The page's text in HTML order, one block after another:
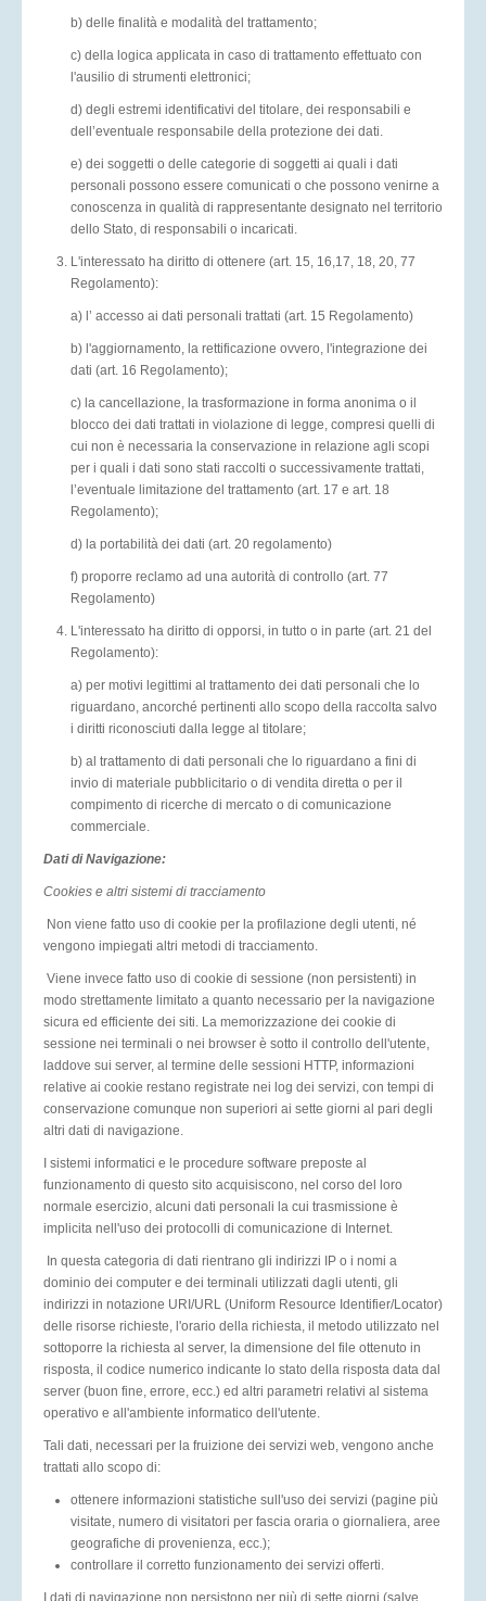
b) delle finalità e modalità del trattamento;
c) della logica applicata in caso di trattamento effettuato con
l'ausilio di strumenti elettronici;
d) degli estremi identificativi del titolare, dei responsabili e
dell’eventuale responsabile della protezione dei dati.
e) dei soggetti o delle categorie di soggetti ai quali i dati
personali possono essere comunicati o che possono venirne a
conoscenza in qualità di rappresentante designato nel territorio
dello Stato, di responsabili o incaricati.
L'interessato ha diritto di ottenere (art. 15, 16,17, 18, 20, 77
Regolamento):
a) l’ accesso ai dati personali trattati (art. 15 Regolamento)
b) l'aggiornamento, la rettificazione ovvero, l'integrazione dei
dati (art. 16 Regolamento);
c) la cancellazione, la trasformazione in forma anonima o il
blocco dei dati trattati in violazione di legge, compresi quelli di
cui non è necessaria la conservazione in relazione agli scopi
per i quali i dati sono stati raccolti o successivamente trattati,
l’eventuale limitazione del trattamento (art. 17 e art. 18
Regolamento);
d) la portabilità dei dati (art. 20 regolamento)
f) proporre reclamo ad una autorità di controllo (art. 77
Regolamento)
L'interessato ha diritto di opporsi, in tutto o in parte (art. 21 del
Regolamento):
a) per motivi legittimi al trattamento dei dati personali che lo
riguardano, ancorché pertinenti allo scopo della raccolta salvo
i diritti riconosciuti dalla legge al titolare;
b) al trattamento di dati personali che lo riguardano a fini di
invio di materiale pubblicitario o di vendita diretta o per il
compimento di ricerche di mercato o di comunicazione
commerciale.
Dati di Navigazione:
Cookies e altri sistemi di tracciamento
Non viene fatto uso di cookie per la profilazione degli utenti, né
vengono impiegati altri metodi di tracciamento.
Viene invece fatto uso di cookie di sessione (non persistenti) in
modo strettamente limitato a quanto necessario per la navigazione
sicura ed efficiente dei siti. La memorizzazione dei cookie di
sessione nei terminali o nei browser è sotto il controllo dell'utente,
laddove sui server, al termine delle sessioni HTTP, informazioni
relative ai cookie restano registrate nei log dei servizi, con tempi di
conservazione comunque non superiori ai sette giorni al pari degli
altri dati di navigazione.
I sistemi informatici e le procedure software preposte al
funzionamento di questo sito acquisiscono, nel corso del loro
normale esercizio, alcuni dati personali la cui trasmissione è
implicita nell'uso dei protocolli di comunicazione di Internet.
In questa categoria di dati rientrano gli indirizzi IP o i nomi a
dominio dei computer e dei terminali utilizzati dagli utenti, gli
indirizzi in notazione URI/URL (Uniform Resource Identifier/Locator)
delle risorse richieste, l'orario della richiesta, il metodo utilizzato nel
sottoporre la richiesta al server, la dimensione del file ottenuto in
risposta, il codice numerico indicante lo stato della risposta data dal
server (buon fine, errore, ecc.) ed altri parametri relativi al sistema
operativo e all'ambiente informatico dell'utente.
Tali dati, necessari per la fruizione dei servizi web, vengono anche
trattati allo scopo di:
ottenere informazioni statistiche sull'uso dei servizi (pagine più
visitate, numero di visitatori per fascia oraria o giornaliera, aree
geografiche di provenienza, ecc.);
controllare il corretto funzionamento dei servizi offerti.
I dati di navigazione non persistono per più di sette giorni (salve